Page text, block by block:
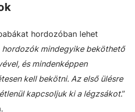
hordozóban lehet
hordozók mindegyike beköthető
és mindenképpen
kell bekötni. Az első ülésre
kapcsoljuk ki a légzsákot.”